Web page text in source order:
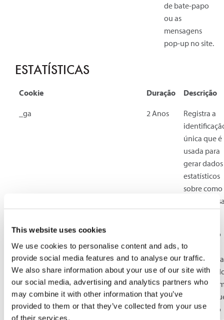
This website uses cookies
We use cookies to personalise content and ads, to
provide social media features and to analyse our traffic.
We also share information about your use of our site with
our social media, advertising and analytics partners who
may combine it with other information that you’ve
provided to them or that they’ve collected from your use
of their services.
de bate-papo
ou as
mensagens
pop-up no site.
ESTATÍSTICAS
Cookie Duração Descrição
_ga 2 Anos
Registra a
única que é
usada para
gerar dados
estatísticos
sobre como
visitante
_ga_#
Usado pelo
Google
Analytics
coletar
sobre o
de vezes
um usuário